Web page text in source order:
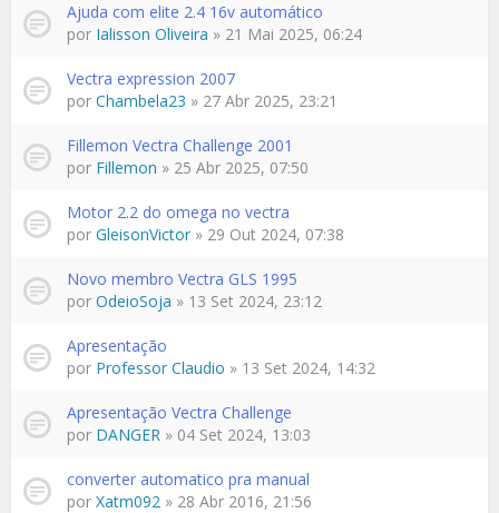
Ajuda com elite 2.4 16v automático
por Ialisson Oliveira » 21 Mai 2025, 06:24
Vectra expression 2007
por Chambela23 » 27 Abr 2025, 23:21
Fillemon Vectra Challenge 2001
por Fillemon » 25 Abr 2025, 07:50
Motor 2.2 do omega no vectra
por GleisonVictor » 29 Out 2024, 07:38
Novo membro Vectra GLS 1995
por OdeioSoja » 13 Set 2024, 23:12
Apresentação
por Professor Claudio » 13 Set 2024, 14:32
Apresentação Vectra Challenge
por DANGER » 04 Set 2024, 13:03
converter automatico pra manual
por Xatm092 » 28 Abr 2016, 21:56